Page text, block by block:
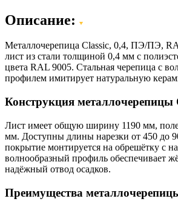
Описание:
Металлочерепица Classic, 0,4, ПЭ/ПЭ,
лист из стали толщиной 0,4 мм с
цвета RAL 9005. Стальная черепица с
профилем имитирует натуральную
Конструкция металлочерепицы
Лист имеет общую ширину 1190 мм,
мм. Доступны длины нарезки от 450 до
покрытие монтируется на обрешётку с
волнообразный профиль обеспечивает
надёжный отвод осадков.
Преимущества